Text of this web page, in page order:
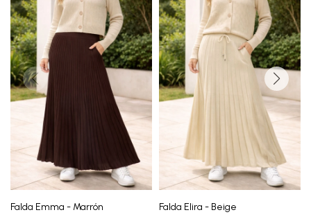
Falda Emma - Marrón Falda Elira - Beige